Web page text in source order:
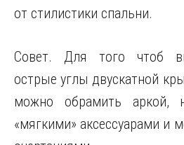
от стилистики спальни.
Совет. Для того чтоб
острые углы двускатной
можно обрамить аркой,
«мягкими» аксессуарами и